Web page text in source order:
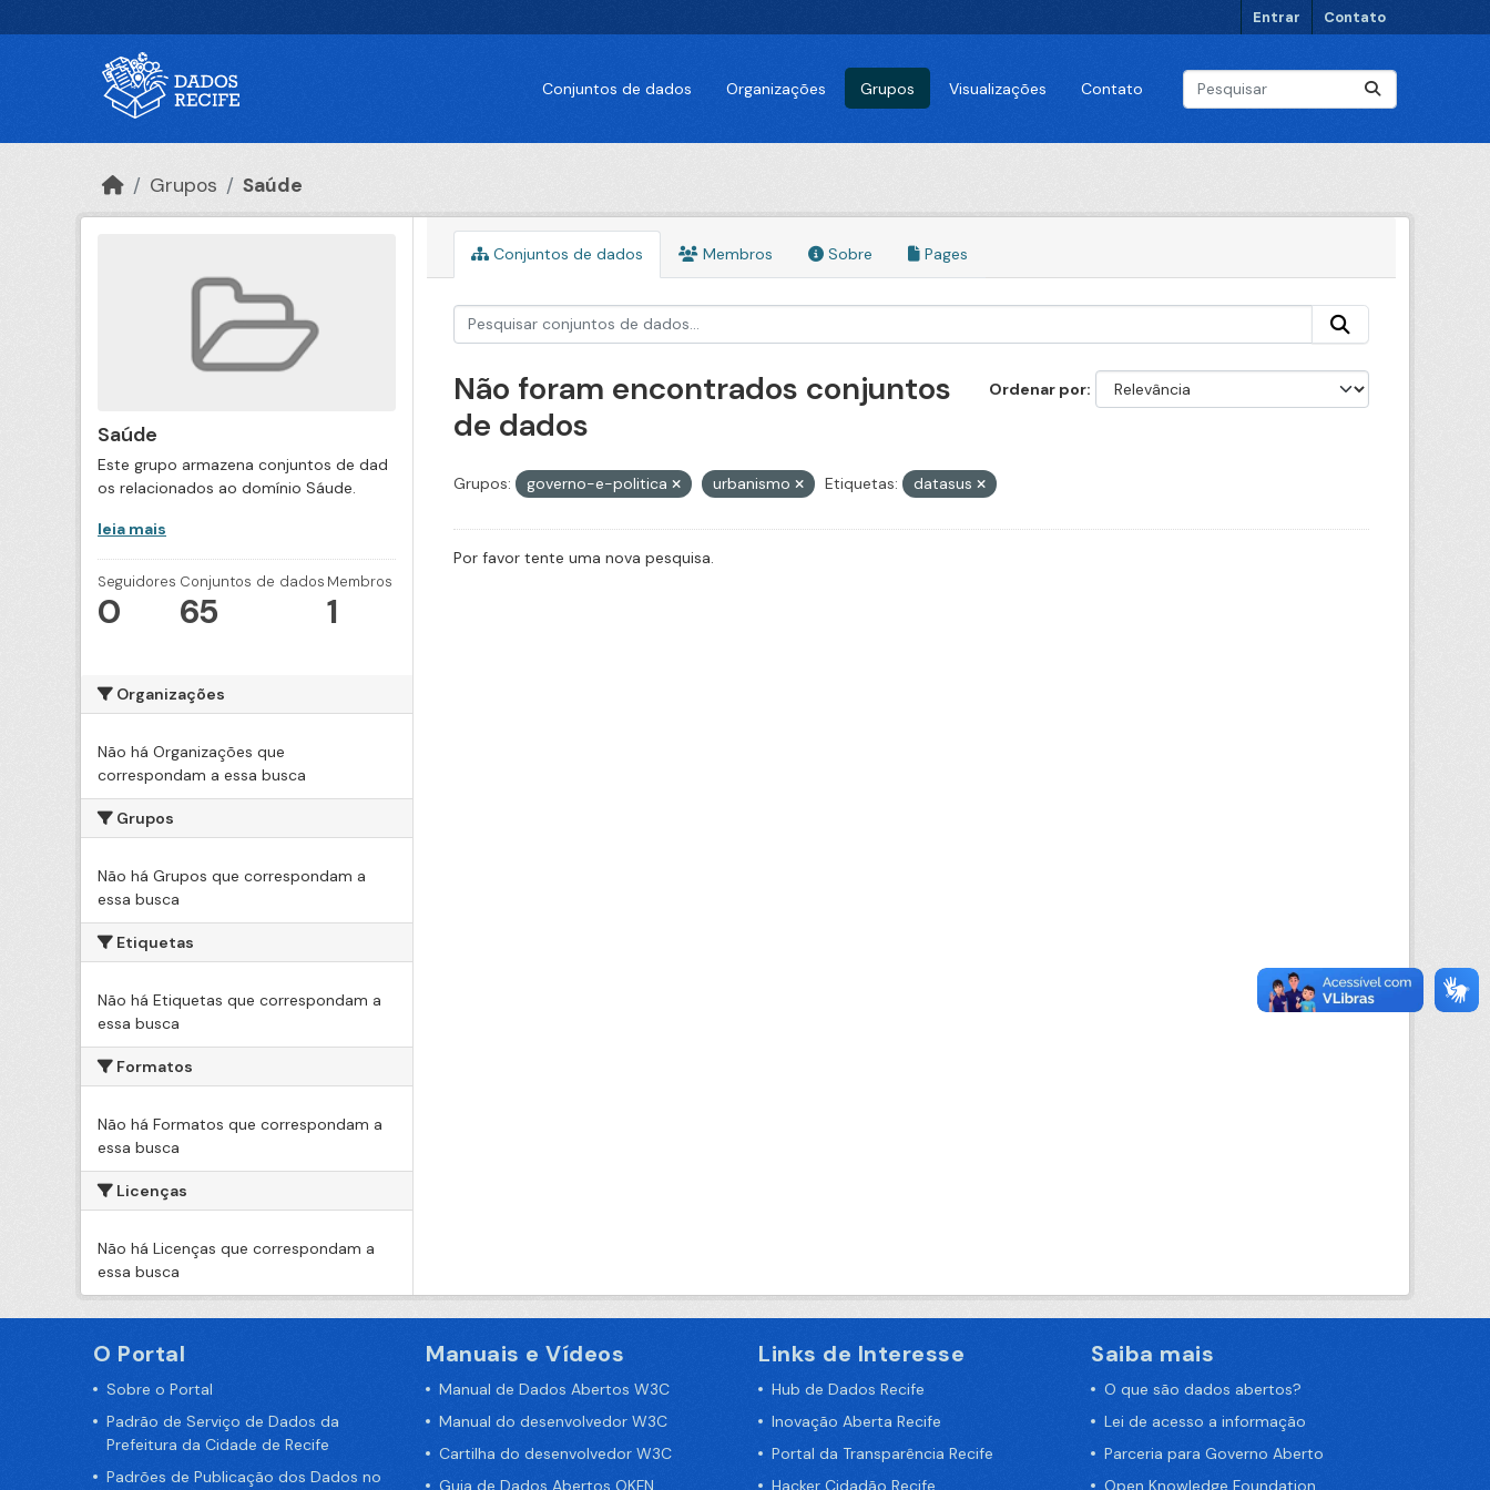
Entrar Contato
Conjuntos de dados Organizações Grupos Visualizações Contato
Grupos Saúde
Saúde
Este grupo armazena conjuntos de dad
os relacionados ao domínio Sáude.
leia mais
Seguidores
0
Conjuntos de dados
65
Membros
1
Organizações
Não há Organizações que
correspondam a essa busca
Grupos
Não há Grupos que correspondam a
essa busca
Etiquetas
Não há Etiquetas que correspondam a
essa busca
Formatos
Não há Formatos que correspondam a
essa busca
Licenças
Não há Licenças que correspondam a
essa busca
Conjuntos de dados Membros Sobre Pages
Ordenar por
Não foram encontrados conjuntos
de dados
Grupos: governo-e-politica urbanismo Etiquetas: datasus
Por favor tente uma nova pesquisa.
O Portal
Sobre o Portal
Padrão de Serviço de Dados da
Prefeitura da Cidade de Recife
Padrões de Publicação dos Dados no
Manuais e Vídeos
Manual de Dados Abertos W3C
Manual do desenvolvedor W3C
Cartilha do desenvolvedor W3C
Guia de Dados Abertos OKFN
Links de Interesse
Hub de Dados Recife
Inovação Aberta Recife
Portal da Transparência Recife
Hacker Cidadão Recife
Saiba mais
O que são dados abertos?
Lei de acesso a informação
Parceria para Governo Aberto
Open Knowledge Foundation